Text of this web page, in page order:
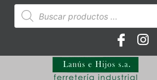
Búsqueda
de
productos